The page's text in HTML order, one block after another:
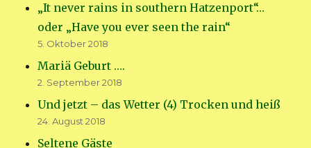
„It never rains in southern Hatzenport“…
oder „Have you ever seen the rain“
5. Oktober 2018
Mariä Geburt ….
2. September 2018
Und jetzt – das Wetter (4) Trocken und heiß
24. August 2018
Seltene Gäste